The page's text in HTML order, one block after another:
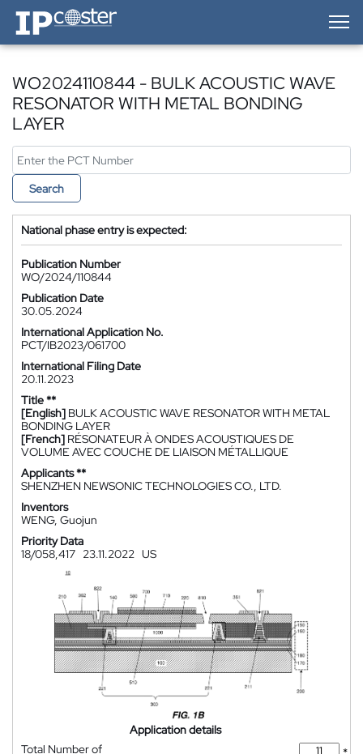
IP-Coster — Home
WO2024110844 - BULK ACOUSTIC WAVE
RESONATOR WITH METAL BONDING
LAYER
Search
National phase entry is expected:
Publication Number
WO/2024/110844
Publication Date
30.05.2024
International Application No.
PCT/IB2023/061700
International Filing Date
20.11.2023
Title **
[English] BULK ACOUSTIC WAVE RESONATOR WITH METAL
BONDING LAYER
[French] RÉSONATEUR À ONDES ACOUSTIQUES DE
VOLUME AVEC COUCHE DE LIAISON MÉTALLIQUE
Applicants **
SHENZHEN NEWSONIC TECHNOLOGIES CO., LTD.
Inventors
WENG, Guojun
Priority Data
18/058,417 23.11.2022 US
Application details
Total Number of